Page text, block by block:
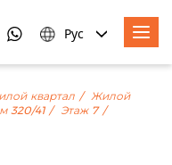
Рус
квартал
Жилой
320/41
Этаж 7